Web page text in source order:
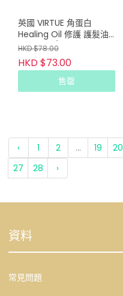
英國 VIRTUE 角蛋白
Healing Oil 修護 護髮油
9ml (2支/套)
HKD $78.00
HKD $73.00
售罄
‹ 1 2 ... 19 20
27
28 ›
資料
常見問題